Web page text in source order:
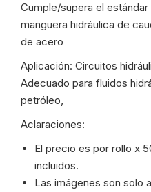
Cumple/supera el estándar
manguera hidráulica de
de acero
Aplicación: Circuitos
Adecuado para fluidos
petróleo,
Aclaraciones:
El precio es por rollo x
incluidos.
Las imágenes son solo